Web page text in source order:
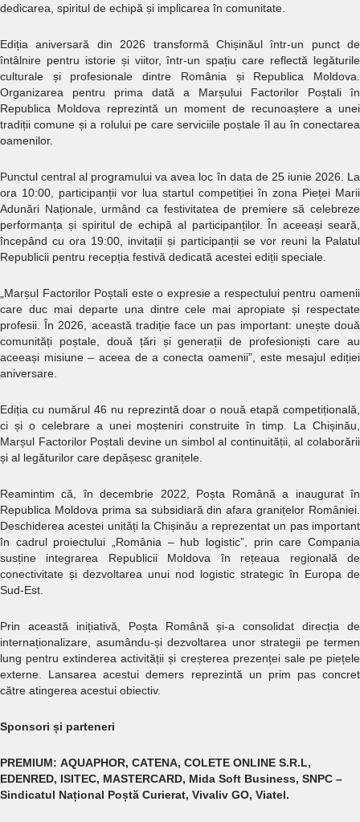
dedicarea, spiritul de echipă și implicarea în comunitate.
Ediția aniversară din 2026 transformă Chișinăul într-un punct de
întâlnire pentru istorie și viitor, într-un spațiu care reflectă legăturile
culturale și profesionale dintre România și Republica Moldova.
Organizarea pentru prima dată a Marșului Factorilor Poștali în
Republica Moldova reprezintă un moment de recunoaștere a unei
tradiții comune și a rolului pe care serviciile poștale îl au în conectarea
oamenilor.
Punctul central al programului va avea loc în data de 25 iunie 2026. La
ora 10:00, participanții vor lua startul competiției în zona Pieței Marii
Adunări Naționale, urmând ca festivitatea de premiere să celebreze
performanța și spiritul de echipă al participanților. În aceeași seară,
începând cu ora 19:00, invitații și participanții se vor reuni la Palatul
Republicii pentru recepția festivă dedicată acestei ediții speciale.
„Marșul Factorilor Poștali este o expresie a respectului pentru oamenii
care duc mai departe una dintre cele mai apropiate și respectate
profesii. În 2026, această tradiție face un pas important: unește două
comunități poștale, două țări și generații de profesioniști care au
aceeași misiune – aceea de a conecta oamenii”, este mesajul ediției
aniversare.
Ediția cu numărul 46 nu reprezintă doar o nouă etapă competițională,
ci și o celebrare a unei moșteniri construite în timp. La Chișinău,
Marșul Factorilor Poștali devine un simbol al continuității, al colaborării
și al legăturilor care depășesc granițele.
Reamintim că, în decembrie 2022, Poșta Română a inaugurat în
Republica Moldova prima sa subsidiară din afara granițelor României.
Deschiderea acestei unități la Chișinău a reprezentat un pas important
în cadrul proiectului „România – hub logistic”, prin care Compania
susține integrarea Republicii Moldova în rețeaua regională de
conectivitate și dezvoltarea unui nod logistic strategic în Europa de
Sud-Est.
Prin această inițiativă, Poșta Română și-a consolidat direcția de
internaționalizare, asumându-și dezvoltarea unor strategii pe termen
lung pentru extinderea activității și creșterea prezenței sale pe piețele
externe. Lansarea acestui demers reprezintă un prim pas concret
către atingerea acestui obiectiv.
Sponsori și parteneri
PREMIUM: AQUAPHOR, CATENA, COLETE ONLINE S.R.L,
EDENRED, ISITEC, MASTERCARD, Mida Soft Business, SNPC –
Sindicatul Național Poștă Curierat, Vivaliv GO, Viatel.